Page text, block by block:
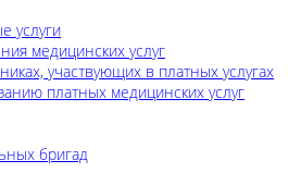
услуги
медицинских услуг
участвующих в платных услугах
платных медицинских услуг
бригад